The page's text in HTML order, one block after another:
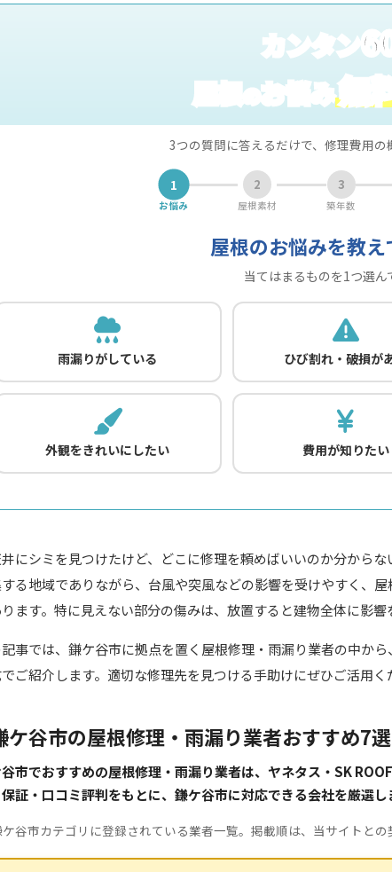
カンタン
屋根のお悩み無
3つの質問に答えるだけで、修理費用の
1
お悩み
2
屋根素材
3
築年数
屋根のお悩みを教え
当てはまるものを1つ選ん
雨漏りがしている ひび割れ・破損が
外観をきれいにしたい 費用が知りたい
にシミを見つけたけど、どこに修理を頼めばいいのか分から
る地域でありながら、台風や突風などの影響を受けやすく、
ます。特に見えない部分の傷みは、放置すると建物全体に影響
事では、鎌ケ谷市に拠点を置く屋根修理・雨漏り業者の中か
ご紹介します。適切な修理先を見つける手助けにぜひご活用く
ケ谷市の屋根修理・雨漏り業者おすすめ7選
市でおすすめの屋根修理・雨漏り業者は、ヤネタス・SK
証・口コミ評判をもとに、鎌ケ谷市に対応できる会社を厳選し
谷市カテゴリに登録されている業者一覧。掲載順は、当サイトとの